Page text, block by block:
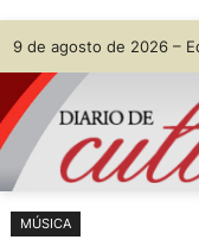
Saltar
al
contenido
Skip
to
content
9 de agosto de 2026 –
MÚSICA